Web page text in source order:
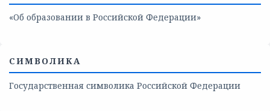
«Об образовании в Российской Федерации»
СИМВОЛИКА
Государственная символика Российской Федерации